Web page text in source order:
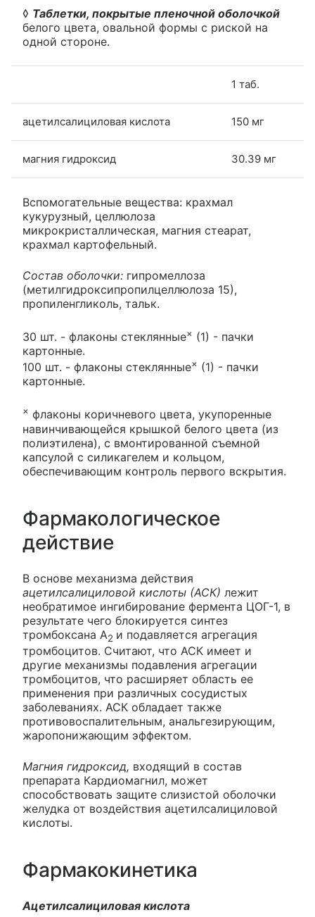
◊ Таблетки, покрытые пленочной оболочкой
белого цвета, овальной формы с риской на
одной стороне.
1 таб.
ацетилсалициловая кислота 150 мг
магния гидроксид 30.39 мг
Вспомогательные вещества: крахмал
кукурузный, целлюлоза
микрокристаллическая, магния стеарат,
крахмал картофельный.
Состав оболочки: гипромеллоза
(метилгидроксипропилцеллюлоза 15),
пропиленгликоль, тальк.
30 шт. - флаконы стеклянные× (1) - пачки
картонные.
100 шт. - флаконы стеклянные× (1) - пачки
картонные.
× флаконы коричневого цвета, укупоренные
навинчивающейся крышкой белого цвета (из
полиэтилена), с вмонтированной съемной
капсулой с силикагелем и кольцом,
обеспечивающим контроль первого вскрытия.
Фармакологическое
действие
В основе механизма действия
ацетилсалициловой кислоты (АСК) лежит
необратимое ингибирование фермента ЦОГ-1, в
результате чего блокируется синтез
тромбоксана А2 и подавляется агрегация
тромбоцитов. Считают, что АСК имеет и
другие механизмы подавления агрегации
тромбоцитов, что расширяет область ее
применения при различных сосудистых
заболеваниях. АСК обладает также
противовоспалительным, анальгезирующим,
жаропонижающим эффектом.
Магния гидроксид, входящий в состав
препарата Кардиомагнил, может
способствовать защите слизистой оболочки
желудка от воздействия ацетилсалициловой
кислоты.
Фармакокинетика
Ацетилсалициловая кислота